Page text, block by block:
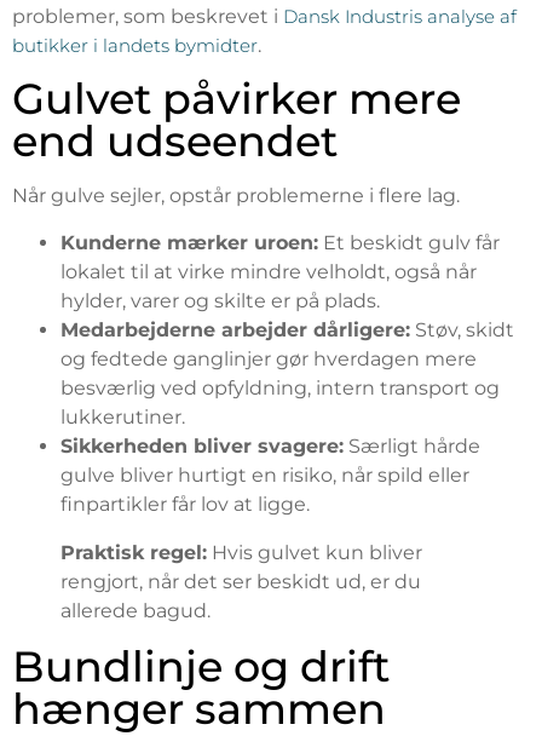
problemer, som beskrevet i Dansk Industris analyse af
butikker i landets bymidter.
Gulvet påvirker mere
end udseendet
Når gulve sejler, opstår problemerne i flere lag.
Kunderne mærker uroen: Et beskidt gulv får
lokalet til at virke mindre velholdt, også når
hylder, varer og skilte er på plads.
Medarbejderne arbejder dårligere: Støv, skidt
og fedtede ganglinjer gør hverdagen mere
besværlig ved opfyldning, intern transport og
lukkerutiner.
Sikkerheden bliver svagere: Særligt hårde
gulve bliver hurtigt en risiko, når spild eller
finpartikler får lov at ligge.
Praktisk regel: Hvis gulvet kun bliver
rengjort, når det ser beskidt ud, er du
allerede bagud.
Bundlinje og drift
hænger sammen